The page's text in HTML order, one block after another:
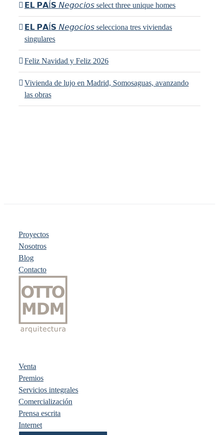
𝗘𝗟 𝗣𝗔Í𝗦 𝘕𝘦𝘨𝘰𝘤𝘪𝘰𝘴 select three unique homes
𝗘𝗟 𝗣𝗔Í𝗦 𝘕𝘦𝘨𝘰𝘤𝘪𝘰𝘴 selecciona tres viviendas
singulares
Feliz Navidad y Feliz 2026
Vivienda de lujo en Madrid, Somosaguas, avanzando
las obras
Proyectos
Nosotros
Blog
Contacto
Venta
Premios
Servicios integrales
Comercialización
Prensa escrita
Internet